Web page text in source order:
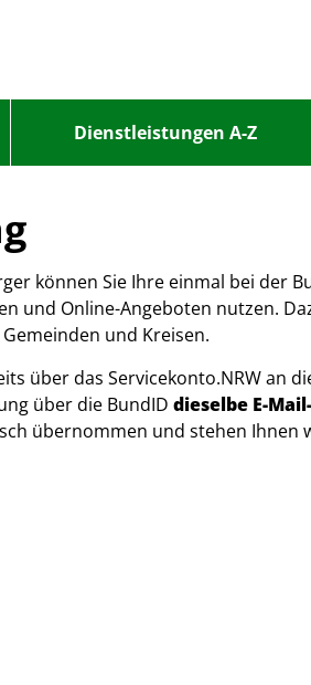
Dienstleistungen A-Z
können Sie Ihre einmal bei der
und Online-Angeboten nutzen.
und Kreisen.
über das Servicekonto.NRW an
über die BundID dieselbe E-
übernommen und stehen Ihnen